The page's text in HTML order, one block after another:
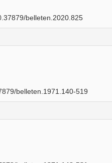
belleten.2020.825
belleten.1971.140-519